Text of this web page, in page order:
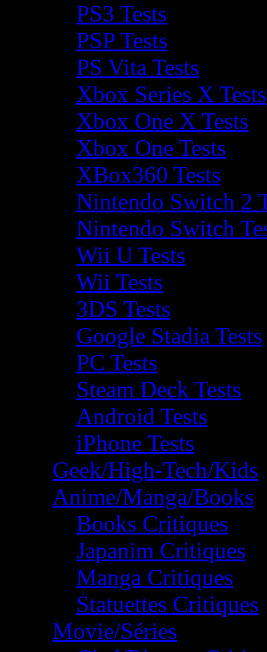
PS3 Tests
PSP Tests
PS Vita Tests
Xbox Series X Tests
Xbox One X Tests
Xbox One Tests
XBox360 Tests
Nintendo Switch 2
Nintendo Switch
Wii U Tests
Wii Tests
3DS Tests
Google Stadia Tests
PC Tests
Steam Deck Tests
Android Tests
iPhone Tests
Geek/High-Tech/Kids
Anime/Manga/Books
Books Critiques
Japanim Critiques
Manga Critiques
Statuettes Critiques
Movie/Séries